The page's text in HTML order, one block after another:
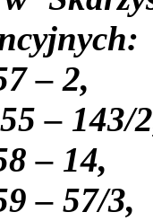
– 2,
–
– 14,
– 57/